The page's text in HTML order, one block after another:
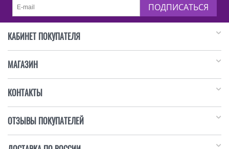
ПОДПИСАТЬСЯ
КАБИНЕТ ПОКУПАТЕЛЯ
МАГАЗИН
КОНТАКТЫ
ОТЗЫВЫ ПОКУПАТЕЛЕЙ